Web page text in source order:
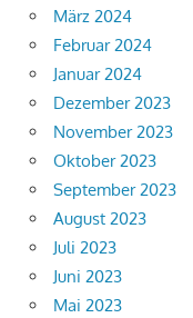
März 2024
Februar 2024
Januar 2024
Dezember 2023
November 2023
Oktober 2023
September 2023
August 2023
Juli 2023
Juni 2023
Mai 2023